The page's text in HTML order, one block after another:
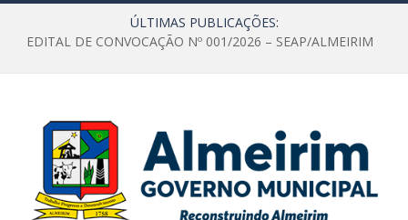
ÚLTIMAS PUBLICAÇÕES:
EDITAL DE CONVOCAÇÃO Nº 001/2026 – SEAP/ALMEIRIM